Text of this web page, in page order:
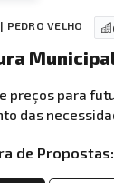
PEDRO VELHO
preços para
das
de